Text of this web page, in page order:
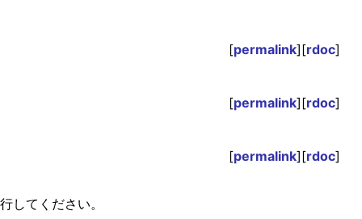
[permalink][rdoc]
[permalink][rdoc]
[permalink][rdoc]
してください。